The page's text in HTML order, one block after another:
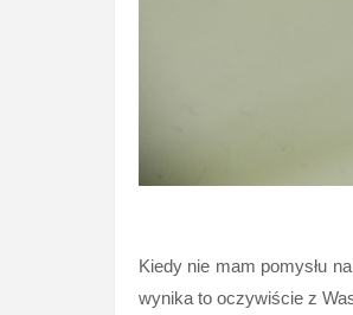
Kiedy nie mam pomysłu
wynika to oczywiście z